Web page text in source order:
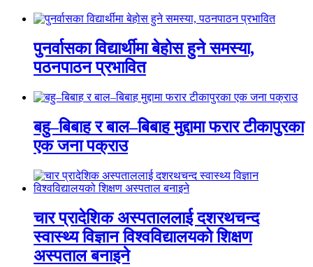
पुनर्वासका विद्यार्थीमा बेहोस हुने समस्या,
पठनपाठन प्रभावित
बहु–बिबाह र बाल–बिबाह मुद्दामा फरार टीकापुरका
एक जना पक्राउ
चार प्रादेशिक अस्पताललाई दशरथचन्द
स्वास्थ्य विज्ञान विश्वविद्यालयको शिक्षण
अस्पताल बनाइने